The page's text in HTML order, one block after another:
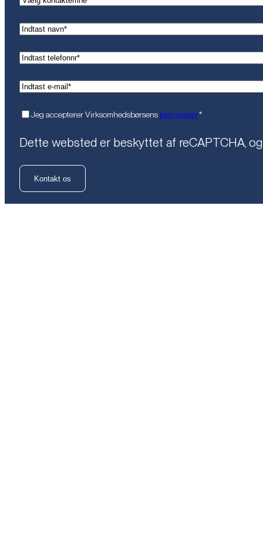
Navn
Telefon*
Email*
Jeg accepterer Virksomhedsbørsens betingelser*
Dette websted er beskyttet af reCAPTCHA,